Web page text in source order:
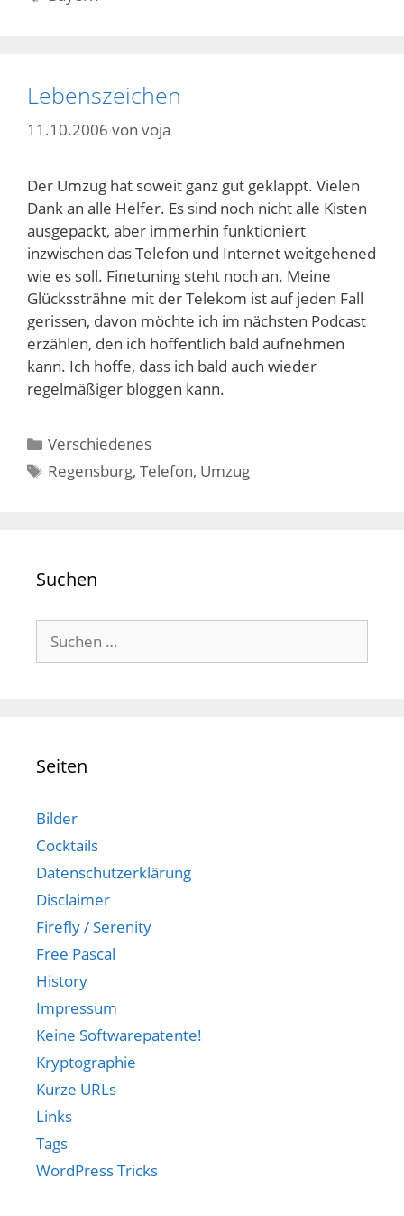
Lebenszeichen
11.10.2006 von voja
Der Umzug hat soweit ganz gut geklappt. Vielen
Dank an alle Helfer. Es sind noch nicht alle Kisten
ausgepackt, aber immerhin funktioniert
inzwischen das Telefon und Internet weitgehened
wie es soll. Finetuning steht noch an. Meine
Glückssträhne mit der Telekom ist auf jeden Fall
gerissen, davon möchte ich im nächsten Podcast
erzählen, den ich hoffentlich bald aufnehmen
kann. Ich hoffe, dass ich bald auch wieder
regelmäßiger bloggen kann.
Kategorien
Verschiedenes
Schlagwörter
Regensburg,Telefon, Umzug
Suchen
nach:
Seiten
Bilder
Cocktails
Datenschutzerklärung
Disclaimer
Firefly / Serenity
Free Pascal
History
Impressum
Keine Softwarepatente!
Kryptographie
Kurze URLs
Links
Tags
WordPress Tricks